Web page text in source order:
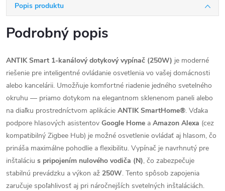
Popis produktu
Podrobný popis
ANTIK Smart 1-kanálový dotykový vypínač (250W) je moderné
riešenie pre inteligentné ovládanie osvetlenia vo vašej domácnosti
alebo kancelárii. Umožňuje komfortné riadenie jedného svetelného
okruhu — priamo dotykom na elegantnom sklenenom paneli alebo
na diaľku prostredníctvom aplikácie ANTIK SmartHome®. Vďaka
podpore hlasových asistentov Google Home a Amazon Alexa (cez
kompatibilný Zigbee Hub) je možné osvetlenie ovládať aj hlasom, čo
prináša maximálne pohodlie a flexibilitu. Vypínač je navrhnutý pre
inštaláciu s pripojením nulového vodiča (N), čo zabezpečuje
stabilnú prevádzku a výkon až 250W. Tento spôsob zapojenia
zaručuje spoľahlivosť aj pri náročnejších svetelných inštaláciách.